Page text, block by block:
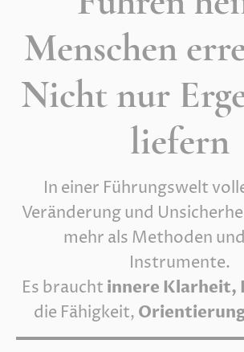
Menschen
Nicht nur
liefern
In einer Führungswelt
Veränderung und
mehr als Methoden
Instrumente.
Es braucht innere Klarheit,
die Fähigkeit,